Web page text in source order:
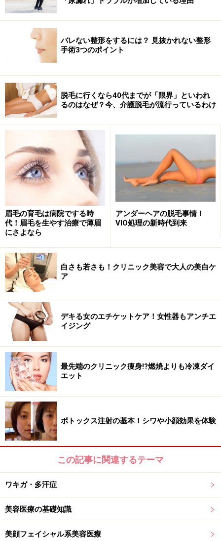
バレない整形をするには？ 見抜かれない整形
手術3つのポイント
脱毛に行くなら40代までが「限界」といわれ
るのはなぜ？今、介護脱毛が流行っているわけ
眉毛の育毛は病院でする時
代！眉毛を生やす治療で薄眉
にさよなら
アンダーヘアの脱毛事情！
VIO処理の新時代到来
白さも若さも！クリニック美容で大人の美白ケ
ア
デキる女のエチケットケア！女性器もアンチエ
イジング
最先端のクリニック痩身!?燃焼よりも冷凍ダイ
エット
ボトックス注射の基本！シワや小顔効果を体験
この記事に関連するテーマ
ワキガ・多汗症
美容医療の基礎知識
美顔フェイシャル系美容医療